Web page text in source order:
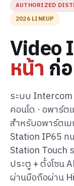
AUTHORIZED
2026 LINEUP
Video
หน้า ก่
ระบบ Intercom
คอนโด · อพาร์
สำหรับอพาร์ตเ
Station IP65
Station Touch
ประตู + ตั้งโซน
ผ่านมือถือผ่าน